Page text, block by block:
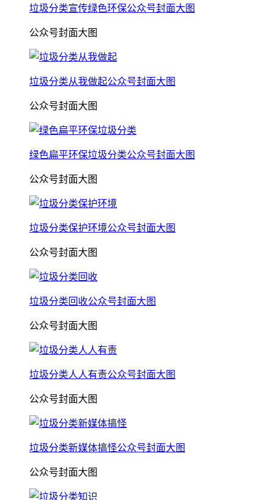
垃圾分类宣传绿色环保公众号封面大图
公众号封面大图
垃圾分类从我做起公众号封面大图
公众号封面大图
绿色扁平环保垃圾分类公众号封面大图
公众号封面大图
垃圾分类保护环境公众号封面大图
公众号封面大图
垃圾分类回收公众号封面大图
公众号封面大图
垃圾分类人人有责公众号封面大图
公众号封面大图
垃圾分类新媒体搞怪公众号封面大图
公众号封面大图